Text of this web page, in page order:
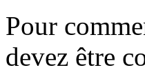
Pour
devez être